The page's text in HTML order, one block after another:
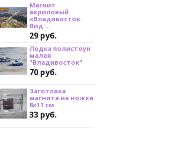
Магнит
акриловый
«Владивосток.
Вид ...
29 руб.
Лодка полистоун
малая
"Владивосток"
70 руб.
Заготовка
магнита на ножке
8х11 см
33 руб.